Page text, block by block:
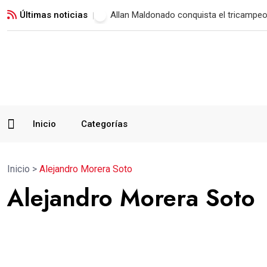
Últimas noticias Municipal vence a Verdes FC y suma
Inicio Categorías
Inicio > Alejandro Morera Soto
Alejandro Morera Soto